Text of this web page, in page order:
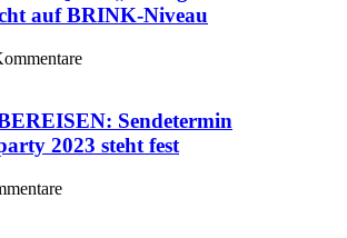
auf BRINK-Niveau
Sendetermin
2023 steht fest